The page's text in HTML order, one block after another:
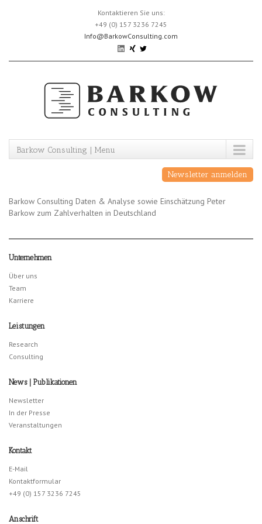
Kontaktieren Sie uns:
+49 (0) 157 3236 7245
Info@BarkowConsulting.com
Barkow Consulting | Menu
Newsletter anmelden
Barkow Consulting Daten & Analyse sowie Einschätzung Peter
Barkow zum Zahlverhalten in Deutschland
Unternehmen
Über uns
Team
Karriere
Leistungen
Research
Consulting
News | Publikationen
Newsletter
In der Presse
Veranstaltungen
Kontakt
E-Mail
Kontaktformular
+49 (0) 157 3236 7245
Anschrift